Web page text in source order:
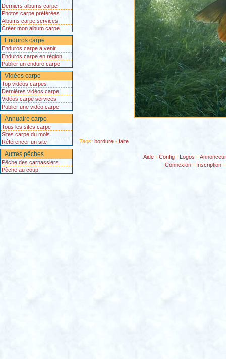
Derniers albums carpe
Photos carpe préférées
Albums carpe services
Créer mon album carpe
Enduros carpe
Enduros carpe à venir
Enduros carpe en région
Publier un enduro carpe
Vidéos carpe
Top vidéos carpes
Dernières vidéos carpe
Vidéos carpe services
Publier une vidéo carpe
Annuaire carpe
Tous les sites carpe
Sites carpe du mois
Référencer un site
Autres pêches
Pêche des carnassiers
Pêche au coup
Tags: bordure- faite
Aide- Config- Logos -
Connexion - Inscription -